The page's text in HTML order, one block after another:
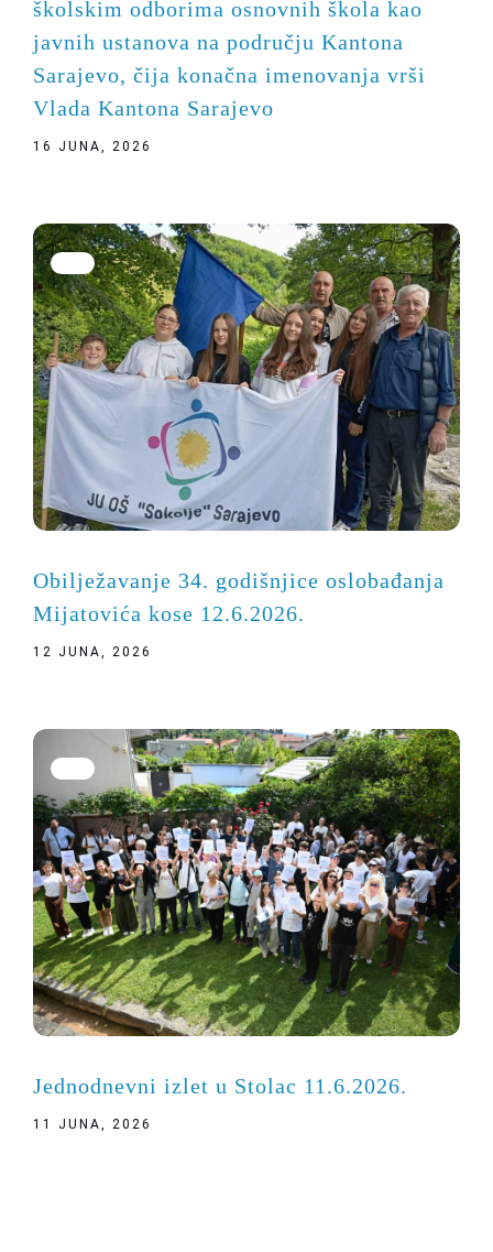
školskim odborima osnovnih škola kao
javnih ustanova na području Kantona
Sarajevo, čija konačna imenovanja vrši
Vlada Kantona Sarajevo
16 JUNA, 2026
Obilježavanje 34. godišnjice oslobađanja
Mijatovića kose 12.6.2026.
12 JUNA, 2026
Jednodnevni izlet u Stolac 11.6.2026.
11 JUNA, 2026